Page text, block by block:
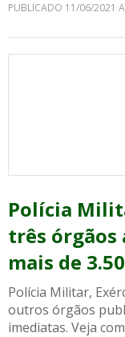
PUBLICADO 11/06/2021
Polícia
três órgãos
mais de
Polícia Militar,
outros órgãos
imediatas. Veja